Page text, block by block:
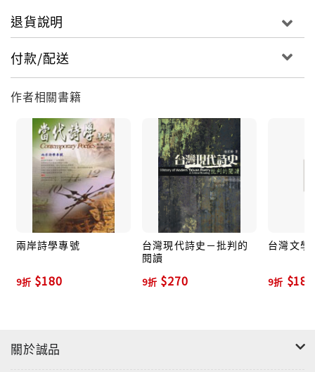
退貨說明
付款/配送
作者相關書籍
兩岸詩學專號
9折 $180
台灣現代詩史－批判的
閱讀
9折 $270
台灣文學
9折 $180
關於誠品